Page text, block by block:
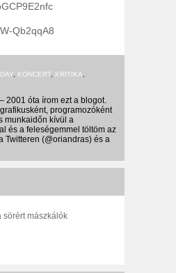
Qb2qqA8
KONCERT, KRITIKA
2001 óta írom ezt a blogot.
programozóként
munkaidőn kívül a
és a feleségemmel töltöm az
Twitteren (@oriandras) és a
sörért mászkálók